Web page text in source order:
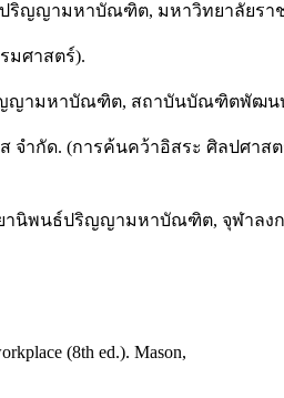
ปริญญามหาบัณฑิต, มหาวิทยาลัยร
มศาสตร์).
ริญญามหาบัณฑิต, สถาบันบัณฑิตพัฒน
ส จํากัด. (การค้นคว้าอิสระ ศิลปศา
ยานิพนธ์ปริญญามหาบัณฑิต, จุฬาล
(8th ed.). Mason,